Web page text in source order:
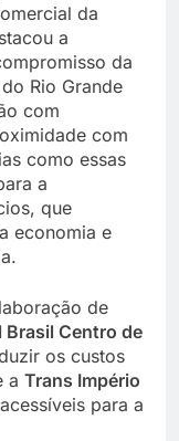
da
a
da
Rio Grande
com
com
como essas
a
que
economia e
de
Brasil Centro de
os custos
a Trans Império
para a